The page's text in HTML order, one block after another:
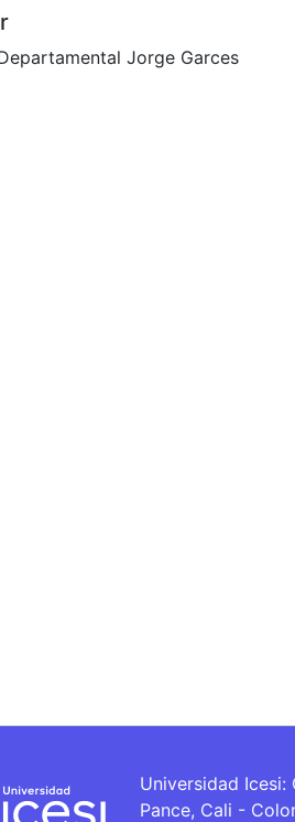
Jorge Garces
Universidad Icesi:
Pance, Cali -